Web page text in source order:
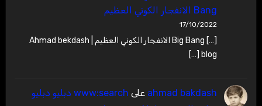
Bang الانفجار الكوني العظيم
17/10/2022
[…] Big Bang الانفجار الكوني العظيم | Ahmad bekdash
blog […]
ahmad bakdash على
www:search دبليو دبليو